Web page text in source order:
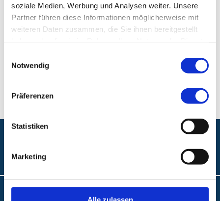
soziale Medien, Werbung und Analysen weiter. Unsere
Partner führen diese Informationen möglicherweise mit
weiteren Daten zusammen, die Sie ihnen bereitgestellt
Notwendig
Präferenzen
Statistiken
Marketing
Klinikum Nürnberg, Campus Süd
Breslauer Str. 201
90471 Nürnberg
Telefon: +49 (0) 911 398-5441